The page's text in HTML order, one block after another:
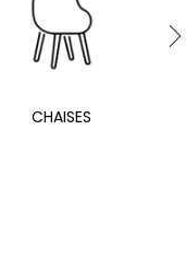
CHAISES